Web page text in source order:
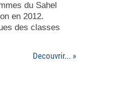
du Sahel
en 2012.
des classes
Decouvrir... »